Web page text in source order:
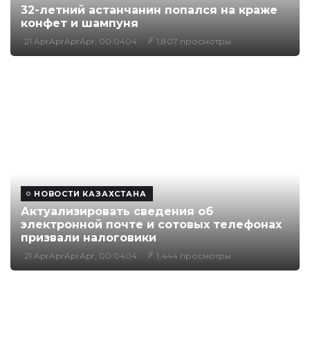
32-летний астанчанин попался на краже
конфет и шампуня
21 AprAprAprApr, 00:0404 1,807 просмотры
НОВОСТИ КАЗАХСТАНА
Актуализировать сведения об
электронной почте и сотовых телефонах
призвали налоговики
21 AprAprAprApr, 00:0404 1,444 просмотры